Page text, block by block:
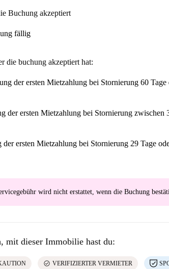
Buchung akzeptiert
fällig
die buchung akzeptiert hat:
der ersten Mietzahlung bei Stornierung 60
der ersten Mietzahlung bei Stornierung zwischen
der ersten Mietzahlung bei Stornierung 29 Tage
wird nicht erstattet , wenn die Buchung
mit dieser Immobilie hast du:
check_circle VERIFIZIERTER VERMIETER